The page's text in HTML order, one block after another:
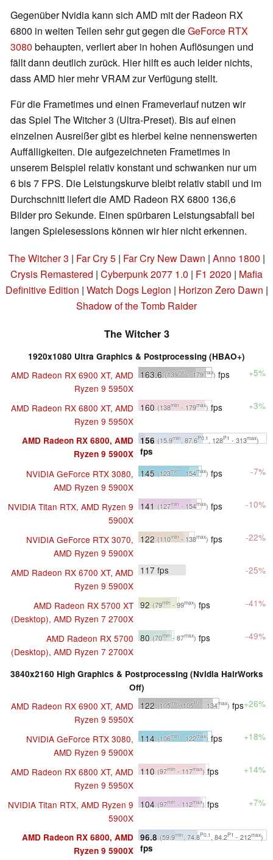
Gegenüber Nvidia kann sich AMD mit der Radeon RX
6800 in weiten Teilen sehr gut gegen dieGeForce RTX
3080 behaupten, verliert aber in hohen Auflösungen und
fällt dann deutlich zurück. Hier hilft es auch leider nichts,
dass AMD hier mehr VRAM zur Verfügung stellt.
Für die Frametimes und einen Frameverlauf nutzen wir
das Spiel The Witcher 3 (Ultra-Preset). Bis auf einen
einzelnen Ausreißer gibt es hierbei keine nennenswerten
Auffälligkeiten. Die aufgezeichneten Frametimes in
unserem Beispiel relativ konstant und schwanken nur um
6 bis 7 FPS. Die Leistungskurve bleibt relativ stabil und im
Durchschnitt liefert die AMD Radeon RX 6800 136,6
Bilder pro Sekunde. Einen spürbaren Leistungsabfall bei
langen Spielesessions können wir hier nicht erkennen.
The Witcher 3 | Far Cry 5| Far Cry New Dawn | Anno 1800 |
Crysis Remastered | Cyberpunk 2077 1.0 | F1 2020 | Mafia
Definitive Edition | Watch Dogs Legion | Horizon Zero Dawn |
Shadow of the Tomb Raider
The Witcher 3
1920x1080 Ultra Graphics & Postprocessing (HBAO+)
AMD Radeon RX 6900 XT, AMD
Ryzen 9 5950X
163.6 (139min - 179max) fps +5%
AMD Radeon RX 6800 XT, AMD
Ryzen 9 5950X
160 (138min - 179max) fps +3%
AMD Radeon RX 6800, AMD
Ryzen 9 5900X
156 (15.9min, 87.6P0.1 , 128P1 - 313max)
fps
NVIDIA GeForce RTX 3080,
AMD Ryzen 9 5900X
145 (123min- 154max) fps -7%
NVIDIA Titan RTX, AMD Ryzen 9
5900X
141 (127min - 154max) fps -10%
NVIDIA GeForce RTX 3070,
AMD Ryzen 9 5900X
122 (110min - 138max) fps -22%
AMD Radeon RX 6700 XT, AMD
Ryzen 9 5900X
117 fps -25%
AMD Radeon RX 5700 XT
(Desktop), AMD Ryzen 7 2700X
92 (79min- 99max) fps -41%
AMD Radeon RX 5700
(Desktop), AMD Ryzen 7 2700X
80 (70min- 87max) fps -49%
3840x2160 High Graphics & Postprocessing (Nvidia HairWorks
Off)
AMD Radeon RX 6900 XT, AMD
Ryzen 9 5950X
122 (105min, 105P1 - 134max) fps+26%
NVIDIA GeForce RTX 3080,
AMD Ryzen 9 5900X
114 (106min- 122max) fps +18%
AMD Radeon RX 6800 XT, AMD
Ryzen 9 5950X
110 (97min - 117max) fps +14%
NVIDIA Titan RTX, AMD Ryzen 9
5900X
104 (97min - 112max) fps +7%
AMD Radeon RX 6800, AMD
Ryzen 9 5900X
96.8 (59.9min, 74.8P0.1 , 84.2P1 - 212max)
fps